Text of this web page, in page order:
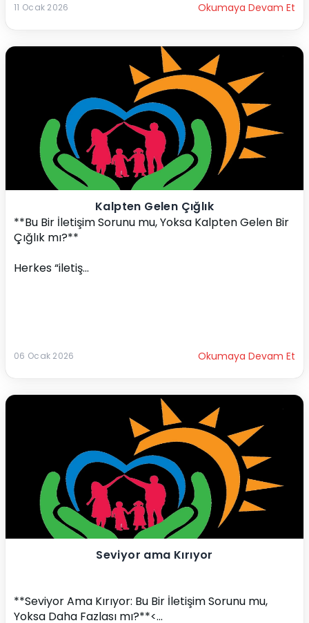
11 Ocak 2026 Okumaya Devam Et
Kalpten Gelen Çığlık
**Bu Bir İletişim Sorunu mu, Yoksa Kalpten Gelen Bir
Çığlık mı?**
Herkes “iletiş...
06 Ocak 2026 Okumaya Devam Et
Seviyor ama Kırıyor
**Seviyor Ama Kırıyor: Bu Bir İletişim Sorunu mu,
Yoksa Daha Fazlası mı?**<...